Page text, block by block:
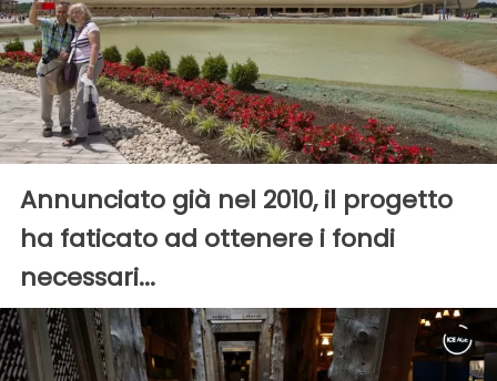
Annunciato già nel 2010, il progetto
ha faticato ad ottenere i fondi
necessari...